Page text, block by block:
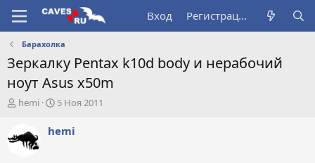
Вход Регистрация
Барахолка
Зеркалку Pentax k10d body и нерабочий
ноут Asus x50m
А
о
hemi
Д
т
5 Ноя 2011
hemi